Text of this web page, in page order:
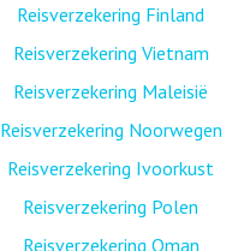
Reisverzekering Finland
Reisverzekering Vietnam
Reisverzekering Maleisië
Reisverzekering Noorwegen
Reisverzekering Ivoorkust
Reisverzekering Polen
Reisverzekering Oman